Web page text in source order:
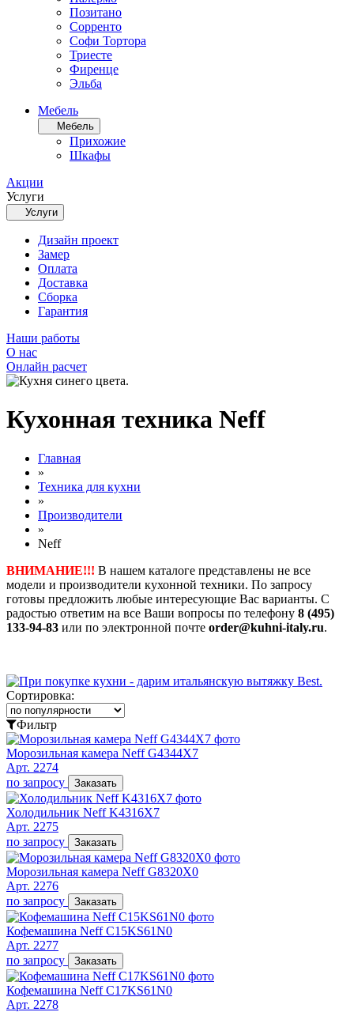
Позитано
Сорренто
Софи Тортора
Триесте
Фиренце
Эльба
Мебель
Мебель
Прихожие
Шкафы
Акции
Услуги
Услуги
Дизайн проект
Замер
Оплата
Доставка
Сборка
Гарантия
Наши работы
О нас
Онлайн расчет
Кухонная техника Neff
Главная
»
Техника для кухни
»
Производители
»
Neff
ВНИМАНИЕ!!! В нашем каталоге представлены не все
модели и производители кухонной техники. По запросу
готовы предложить любые интересующие Вас варианты. С
радостью ответим на все Ваши вопросы по телефону 8 (495)
133-94-83 или по электронной почте order@kuhni-italy.ru.
Сортировка:
Фильтр
Морозильная камера Neff G4344X7
Арт. 2274
по запросу
Заказать
Холодильник Neff K4316X7
Арт. 2275
по запросу
Заказать
Морозильная камера Neff G8320X0
Арт. 2276
по запросу
Заказать
Кофемашина Neff C15KS61N0
Арт. 2277
по запросу
Заказать
Кофемашина Neff C17KS61N0
Арт. 2278